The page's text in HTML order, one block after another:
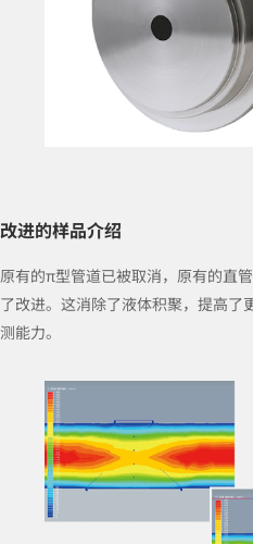
改进的样品介绍
原有的π型管道已被取消，原有的直
了改进。这消除了液体积聚，提高了
测能力。